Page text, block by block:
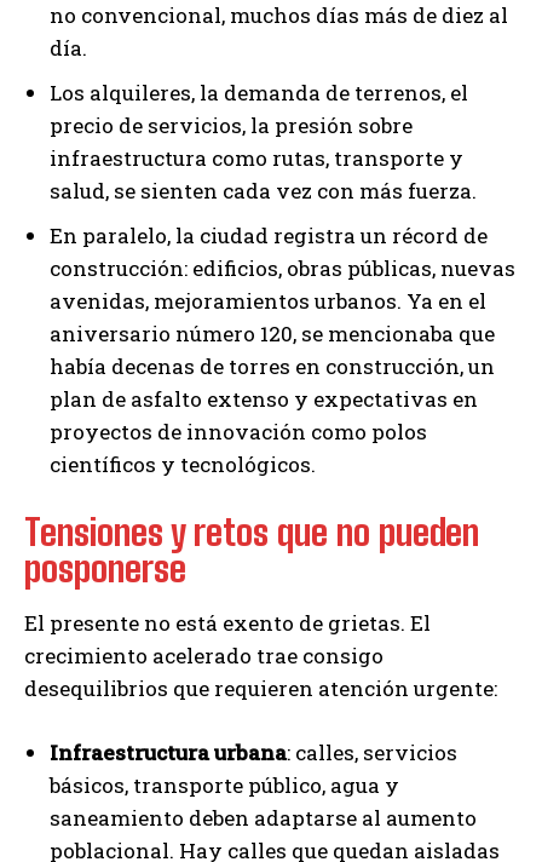
no convencional, muchos días más de diez al
día.
Los alquileres, la demanda de terrenos, el
precio de servicios, la presión sobre
infraestructura como rutas, transporte y
salud, se sienten cada vez con más fuerza.
En paralelo, la ciudad registra un récord de
construcción: edificios, obras públicas, nuevas
avenidas, mejoramientos urbanos. Ya en el
aniversario número 120, se mencionaba que
había decenas de torres en construcción, un
plan de asfalto extenso y expectativas en
proyectos de innovación como polos
científicos y tecnológicos.
Tensiones y retos que no pueden
posponerse
El presente no está exento de grietas. El
crecimiento acelerado trae consigo
desequilibrios que requieren atención urgente:
Infraestructura urbana: calles, servicios
básicos, transporte público, agua y
saneamiento deben adaptarse al aumento
poblacional. Hay calles que quedan aisladas